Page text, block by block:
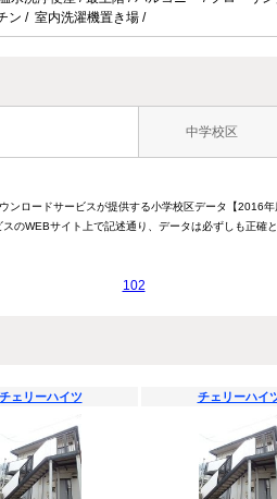
ン / 室内洗濯機置き場 /
中学校区
ンロードサービスが提供する小学校区データ【2016
のWEBサイト上で記述通り、データは必ずしも正確
102
チェリーハイツ チェリーハイ